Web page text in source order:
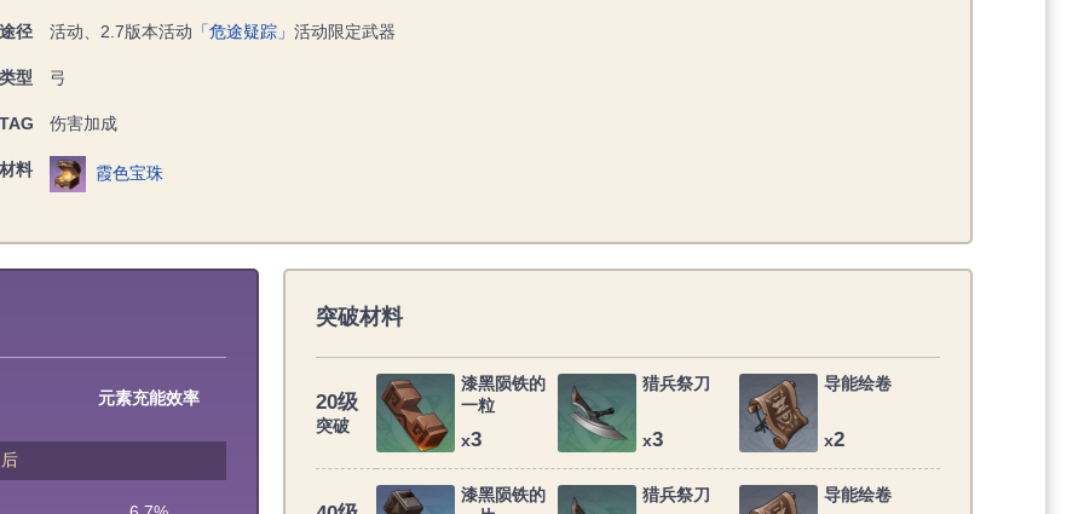
径 活动、2.7版本活动 「危途疑踪」 活动限定武器
型 弓
伤害加成
料 霞色宝珠
元素充能效率
突破材料
20级
突破
漆黑陨铁的
一粒
x3
猎兵祭刀
x3
导能绘卷
x2
漆黑陨铁的
猎兵祭刀 导能绘卷